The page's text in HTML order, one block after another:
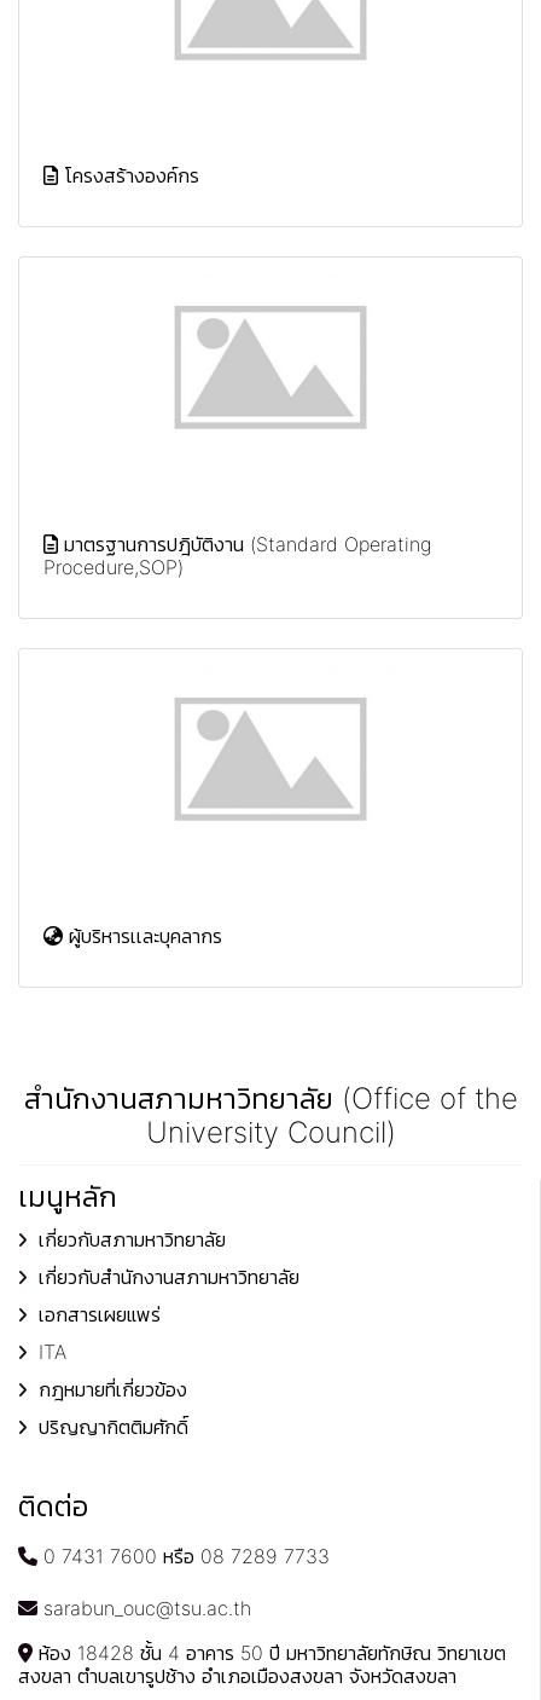
โครงสร้างองค์กร
มาตรฐานการปฎิบัติงาน (Standard Operating
Procedure,SOP)
ผู้บริหารเเละบุคลากร
สำนักงานสภามหาวิทยาลัย (Office of the
University Council)
เมนูหลัก
เกี่ยวกับสภามหาวิทยาลัย
เกี่ยวกับสำนักงานสภามหาวิทยาลัย
เอกสารเผยแพร่
ITA
กฎหมายที่เกี่ยวข้อง
ปริญญากิตติมศักดิ์
ติดต่อ
0 7431 7600 หรือ 08 7289 7733
sarabun_ouc@tsu.ac.th
ห้อง 18428 ชั้น 4 อาคาร 50 ปี มหาวิทยาลัยทักษิณ วิทยาเขต
สงขลา ตำบลเขารูปช้าง อำเภอเมืองสงขลา จังหวัดสงขลา